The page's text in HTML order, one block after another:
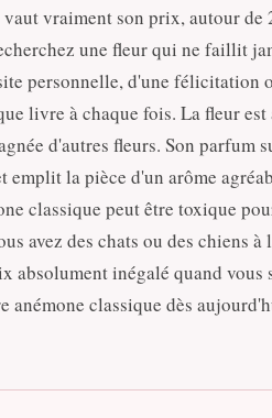
vraiment son prix, autour
une fleur qui ne faillit
personnelle, d'une félicitation
livre à chaque fois. La fleur
d'autres fleurs. Son parfum
emplit la pièce d'un arôme
classique peut être toxique
avez des chats ou des chiens
absolument inégalé quand
anémone classique dès